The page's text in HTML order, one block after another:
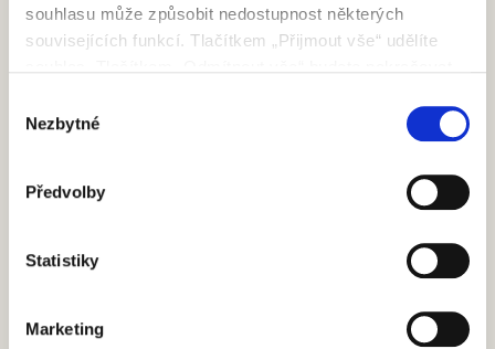
souhlasu může způsobit nedostupnost některých
souvisejících funkcí. Tlačítkem „Přijmout vše“ udělíte
používání souborů cookie.
souhlasu
Nezbytné
Předvolby
Statistiky
Marketing
SCRIGNO S.P.A.
+39 0541 757711
SLEDUJTE NÁS
PRODUKTY